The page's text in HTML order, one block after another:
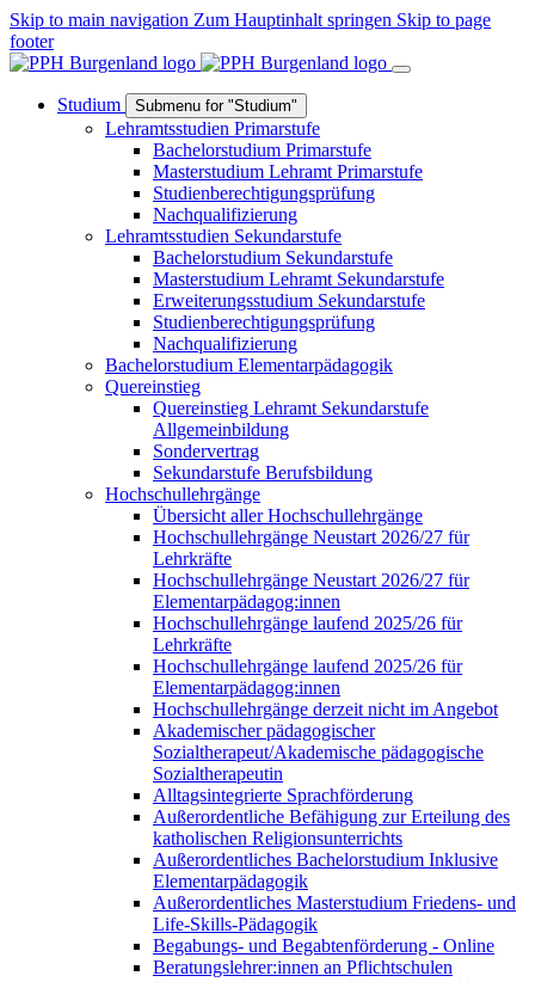
Skip to main navigation Zum Hauptinhalt springen Skip to page
footer
Studium Submenu for "Studium"
Lehramtsstudien Primarstufe
Bachelorstudium Primarstufe
Masterstudium Lehramt Primarstufe
Studienberechtigungsprüfung
Nachqualifizierung
Lehramtsstudien Sekundarstufe
Bachelorstudium Sekundarstufe
Masterstudium Lehramt Sekundarstufe
Erweiterungsstudium Sekundarstufe
Studienberechtigungsprüfung
Nachqualifizierung
Bachelorstudium Elementarpädagogik
Quereinstieg
Quereinstieg Lehramt Sekundarstufe
Allgemeinbildung
Sondervertrag
Sekundarstufe Berufsbildung
Hochschullehrgänge
Übersicht aller Hochschullehrgänge
Hochschullehrgänge Neustart 2026/27 für
Lehrkräfte
Hochschullehrgänge Neustart 2026/27 für
Elementarpädagog:innen
Hochschullehrgänge laufend 2025/26 für
Lehrkräfte
Hochschullehrgänge laufend 2025/26 für
Elementarpädagog:innen
Hochschullehrgänge derzeit nicht im Angebot
Akademischer pädagogischer
Sozialtherapeut/Akademische pädagogische
Sozialtherapeutin
Alltagsintegrierte Sprachförderung
Außerordentliche Befähigung zur Erteilung des
katholischen Religionsunterrichts
Außerordentliches Bachelorstudium Inklusive
Elementarpädagogik
Außerordentliches Masterstudium Friedens- und
Life-Skills-Pädagogik
Begabungs- und Begabtenförderung - Online
Beratungslehrer:innen an Pflichtschulen